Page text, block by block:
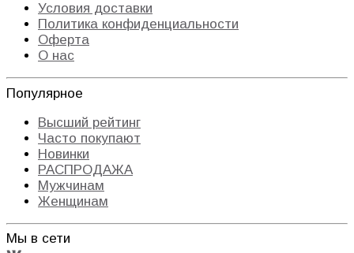
Условия доставки
Политика конфиденциальности
Оферта
О нас
Популярное
Высший рейтинг
Часто покупают
Новинки
РАСПРОДАЖА
Мужчинам
Женщинам
Мы в сети